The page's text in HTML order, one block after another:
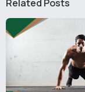
Related Posts